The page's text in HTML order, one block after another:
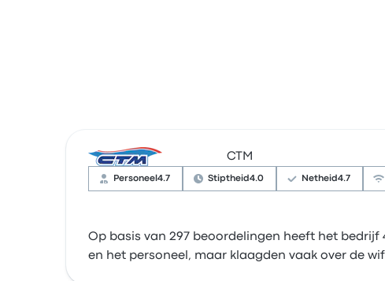
CTM
Personeel 4.7 Stiptheid 4.0 Netheid 4.7
Op basis van 297 beoordelingen heeft het bedrijf
en het personeel, maar klaagden vaak over de